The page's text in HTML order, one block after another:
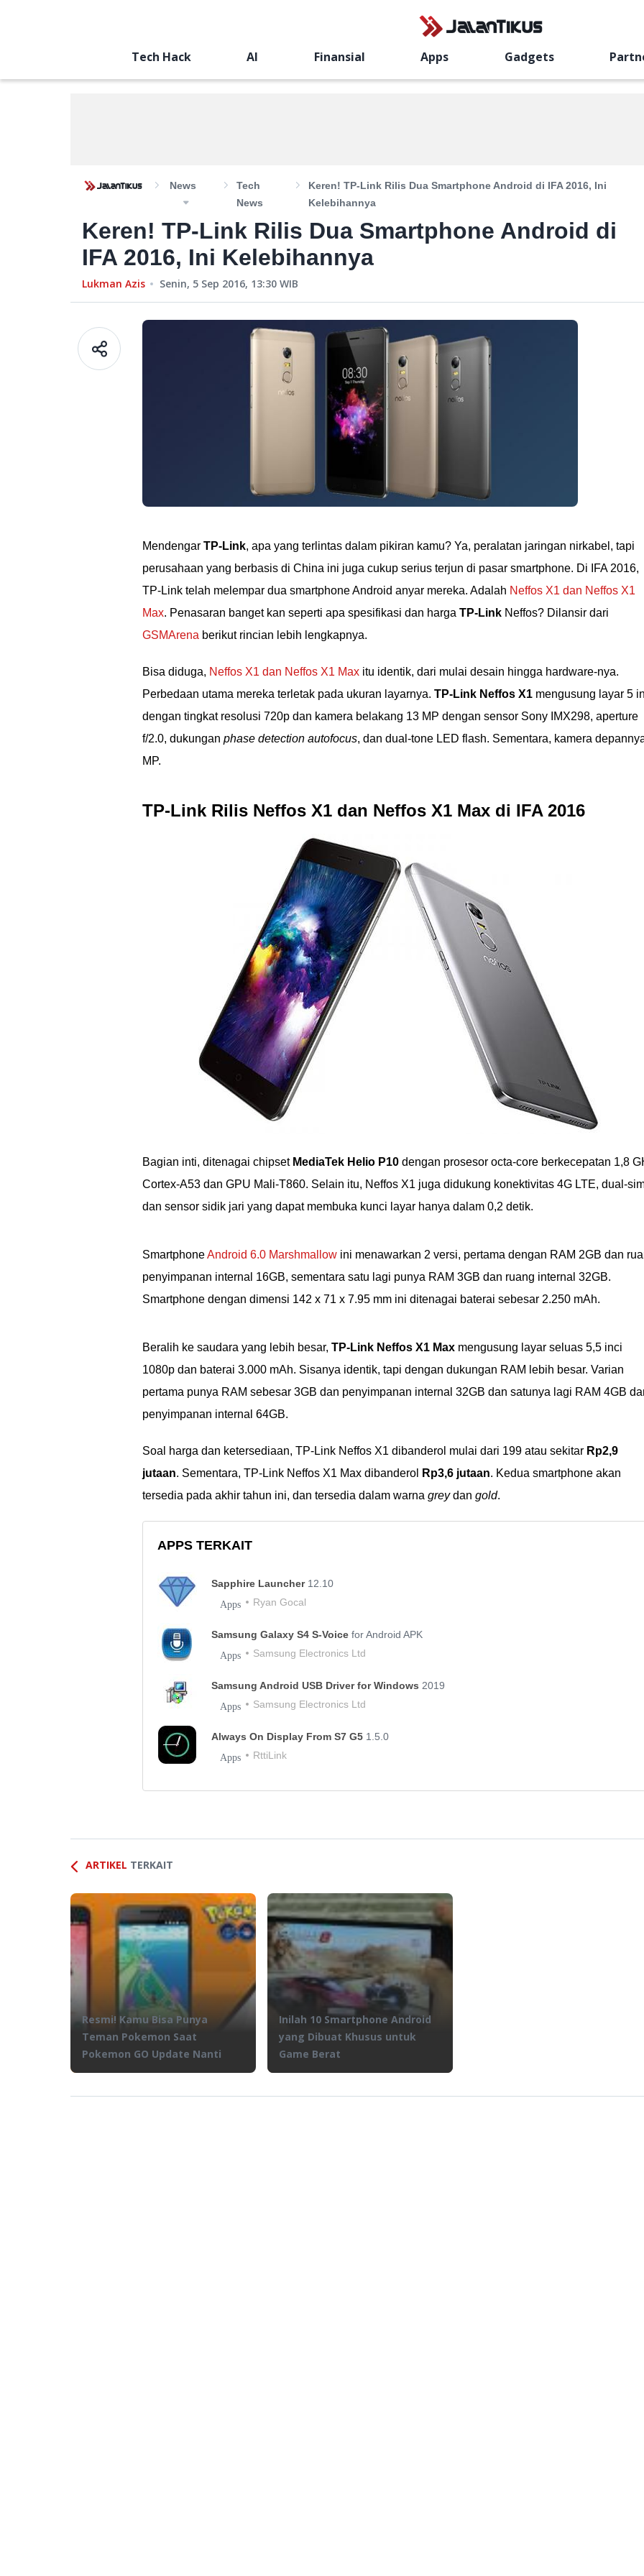
Tech Hack AI Finansial Apps Gadgets
News
Tech
News
Keren! TP-Link Rilis Dua Smartphone Android di IFA 2016, Ini
Kelebihannya
Keren! TP-Link Rilis Dua Smartphone Android di
IFA 2016, Ini Kelebihannya
Lukman Azis Senin, 5 Sep 2016, 13:30 WIB
Mendengar TP-Link, apa yang terlintas dalam pikiran kamu? Ya, peralatan jaringan nirkabel, tapi
perusahaan yang berbasis di China ini juga cukup serius terjun di pasar smartphone. Di IFA 2016,
TP-Link telah melempar dua smartphone Android anyar mereka. Adalah Neffos X1 dan Neffos X1
Max. Penasaran banget kan seperti apa spesifikasi dan harga TP-Link Neffos? Dilansir dari
GSMArena berikut rincian lebih lengkapnya.
Bisa diduga, Neffos X1 dan Neffos X1 Max itu identik, dari mulai desain hingga hardware-nya.
Perbedaan utama mereka terletak pada ukuran layarnya. TP-Link Neffos X1 mengusung layar 5
dengan tingkat resolusi 720p dan kamera belakang 13 MP dengan sensor Sony IMX298, aperture
f/2.0, dukungan phase detection autofocus, dan dual-tone LED flash. Sementara, kamera
MP.
TP-Link Rilis Neffos X1 dan Neffos X1 Max di IFA 2016
Bagian inti, ditenagai chipset MediaTek Helio P10 dengan prosesor octa-core berkecepatan 1,8
Cortex-A53 dan GPU Mali-T860. Selain itu, Neffos X1 juga didukung konektivitas 4G LTE, dual-
dan sensor sidik jari yang dapat membuka kunci layar hanya dalam 0,2 detik.
SmartphoneAndroid 6.0 Marshmallow ini menawarkan 2 versi, pertama dengan RAM 2GB dan
penyimpanan internal 16GB, sementara satu lagi punya RAM 3GB dan ruang internal 32GB.
Smartphone dengan dimensi 142 x 71 x 7.95 mm ini ditenagai baterai sebesar 2.250 mAh.
Beralih ke saudara yang lebih besar, TP-Link Neffos X1 Max mengusung layar seluas 5,5 inci
1080p dan baterai 3.000 mAh. Sisanya identik, tapi dengan dukungan RAM lebih besar. Varian
pertama punya RAM sebesar 3GB dan penyimpanan internal 32GB dan satunya lagi RAM 4GB
penyimpanan internal 64GB.
Soal harga dan ketersediaan, TP-Link Neffos X1 dibanderol mulai dari 199 atau sekitar Rp2,9
jutaan. Sementara, TP-Link Neffos X1 Max dibanderol Rp3,6 jutaan. Kedua smartphone akan
tersedia pada akhir tahun ini, dan tersedia dalam warna greydan gold.
APPS TERKAIT
Sapphire Launcher 12.10
Apps Ryan Gocal
Samsung Galaxy S4 S-Voice for Android APK
Apps Samsung Electronics Ltd
Samsung Android USB Driver for Windows 2019
Apps Samsung Electronics Ltd
Always On Display From S7 G5 1.5.0
Apps RttiLink
ARTIKEL TERKAIT
Resmi! Kamu Bisa Punya
Teman Pokemon Saat
Pokemon GO Update Nanti
Inilah 10 Smartphone Android
yang Dibuat Khusus untuk
Game Berat